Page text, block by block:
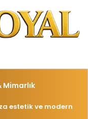
Mimarlık
estetik ve modern